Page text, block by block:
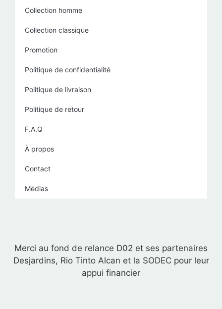
Collection homme
Collection classique
Promotion
Politique de confidentialité
Politique de livraison
Politique de retour
F.A.Q
À propos
Contact
Médias
Merci au fond de relance D02 et ses partenaires
Desjardins, Rio Tinto Alcan et la SODEC pour leur
appui financier